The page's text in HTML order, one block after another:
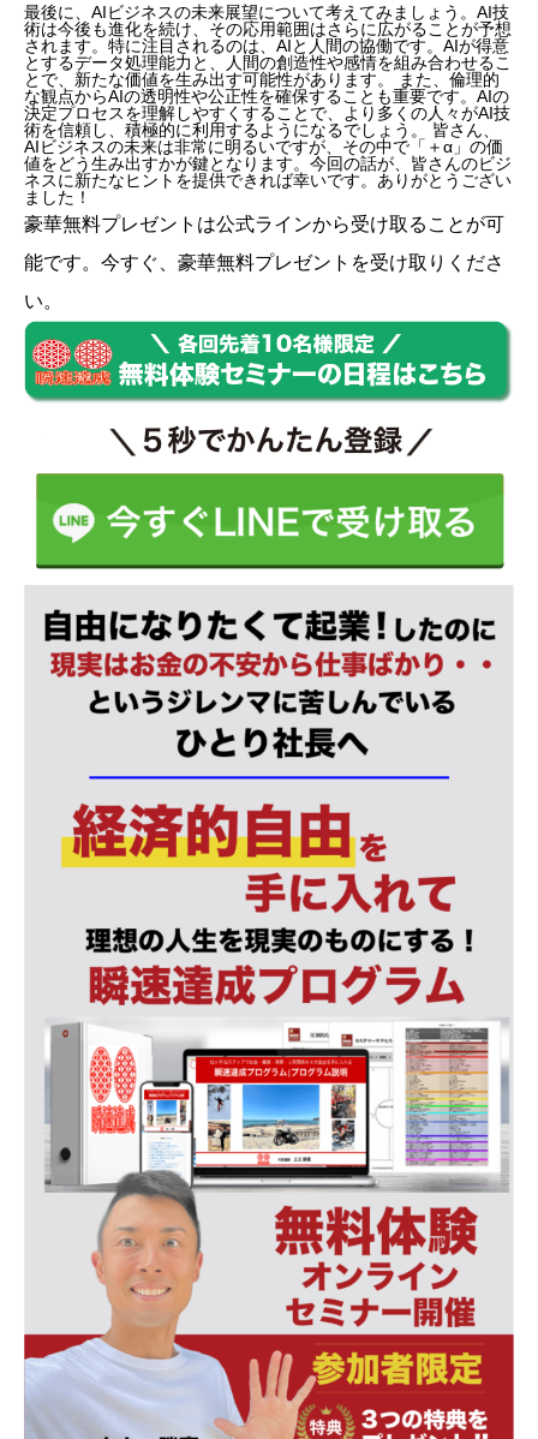
最後に、AIビジネスの未来展望について考えてみましょう。AI技
術は今後も進化を続け、その応用範囲はさらに広がることが予想
されます。特に注目されるのは、AIと人間の協働です。AIが得意
とするデータ処理能力と、人間の創造性や感情を組み合わせるこ
とで、新たな価値を生み出す可能性があります。 また、倫理的
な観点からAIの透明性や公正性を確保することも重要です。AIの
決定プロセスを理解しやすくすることで、より多くの人々がAI技
術を信頼し、積極的に利用するようになるでしょう。 皆さん、
AIビジネスの未来は非常に明るいですが、その中で「＋α」の価
値をどう生み出すかが鍵となります。今回の話が、皆さんのビジ
ネスに新たなヒントを提供できれば幸いです。ありがとうござい
ました！
豪華無料プレゼントは公式ラインから受け取ることが可
能です。今すぐ、豪華無料プレゼントを受け取りくださ
い。